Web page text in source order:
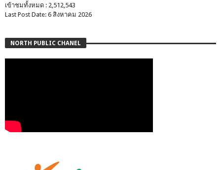
เข้าชมทั้งหมด : 2,512,543
Last Post Date: 6 สิงหาคม 2026
NORTH PUBLIC CHANEL